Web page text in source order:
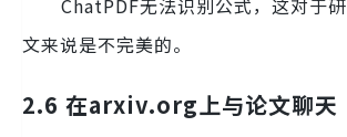
文来说是不完美的。
2.6 在arxiv.org上与论文聊天